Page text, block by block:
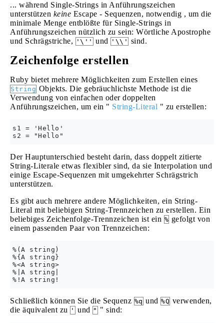
... während Single-Strings in Anführungszeichen
unterstützen keine Escape - Sequenzen, notwendig , um die
minimale Menge entblößte für Single-Strings in
Anführungszeichen nützlich zu sein: Wörtliche Apostrophe
und Schrägstriche,
'\'' und '\\' sind.
Zeichenfolge erstellen
Ruby bietet mehrere Möglichkeiten zum Erstellen eines
String Objekts. Die gebräuchlichste Methode ist die
Verwendung von einfachen oder doppelten
Anführungszeichen, um ein " String-Literal " zu erstellen:
s1 = 'Hello'
Der Hauptunterschied besteht darin, dass doppelt zitierte
String-Literale etwas flexibler sind, da sie Interpolation und
einige Escape-Sequenzen mit umgekehrter Schrägstrich
unterstützen.
Es gibt auch mehrere andere Möglichkeiten, ein String-
Literal mit beliebigen String-Trennzeichen zu erstellen. Ein
beliebiges Zeichenfolge-Trennzeichen ist ein % gefolgt von
einem passenden Paar von Trennzeichen:
%(A string)
%{A string}
%<A string>
%|A string|
Schließlich können Sie die Sequenz %q und %Q verwenden,
die äquivalent zu
' und " " sind: